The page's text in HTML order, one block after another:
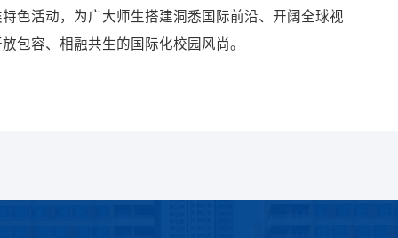
活动，为广大师生搭建洞悉国际前沿、开阔全球视
包容、相融共生的国际化校园风尚。